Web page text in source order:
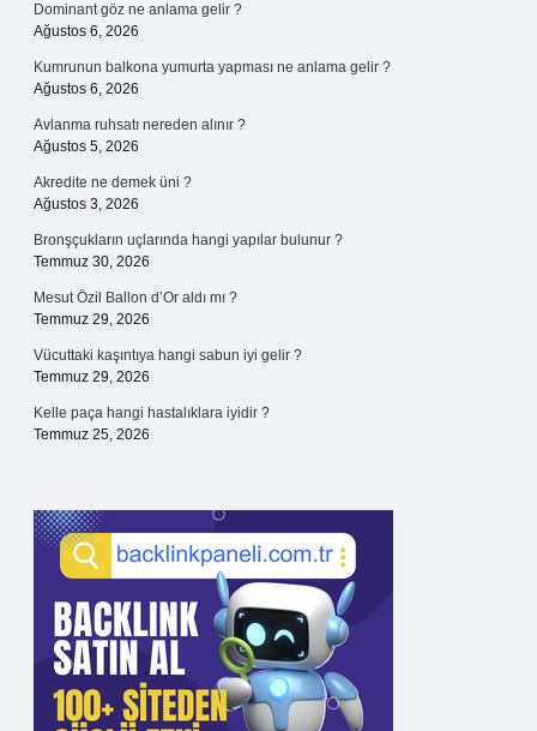
Dominant göz ne anlama gelir ?
Ağustos 6, 2026
Kumrunun balkona yumurta yapması ne anlama gelir ?
Ağustos 6, 2026
Avlanma ruhsatı nereden alınır ?
Ağustos 5, 2026
Akredite ne demek üni ?
Ağustos 3, 2026
Bronşçukların uçlarında hangi yapılar bulunur ?
Temmuz 30, 2026
Mesut Özil Ballon d’Or aldı mı ?
Temmuz 29, 2026
Vücuttaki kaşıntıya hangi sabun iyi gelir ?
Temmuz 29, 2026
Kelle paça hangi hastalıklara iyidir ?
Temmuz 25, 2026